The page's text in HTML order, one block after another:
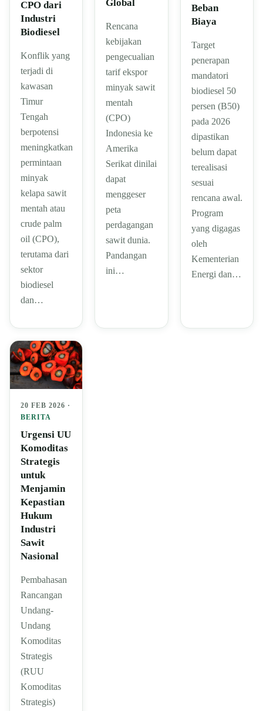
CPO dari
Industri
Biodiesel
Konflik yang
terjadi di
kawasan
Timur
Tengah
berpotensi
meningkatkan
permintaan
minyak
kelapa sawit
mentah atau
crude palm
oil (CPO),
terutama dari
sektor
biodiesel
dan…
Global
Rencana
kebijakan
pengecualian
tarif ekspor
minyak sawit
mentah
(CPO)
Indonesia ke
Amerika
Serikat dinilai
dapat
menggeser
peta
perdagangan
sawit dunia.
Pandangan
ini…
Beban
Biaya
Target
penerapan
mandatori
biodiesel 50
persen (B50)
pada 2026
dipastikan
belum dapat
terealisasi
sesuai
rencana awal.
Program
yang digagas
oleh
Kementerian
Energi dan…
20 FEB 2026 ·
BERITA
Urgensi UU
Komoditas
Strategis
untuk
Menjamin
Kepastian
Hukum
Industri
Sawit
Nasional
Pembahasan
Rancangan
Undang-
Undang
Komoditas
Strategis
(RUU
Komoditas
Strategis)